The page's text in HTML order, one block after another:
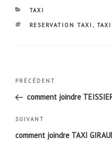
CATÉGORIES
TAXI
ÉTIQUETTES
RESERVATION TAXI , TAXI
Navigation
l’article
Article
précédent
PRÉCÉDENT
comment joindre
Article
suivant
SUIVANT
comment joindre TAXI